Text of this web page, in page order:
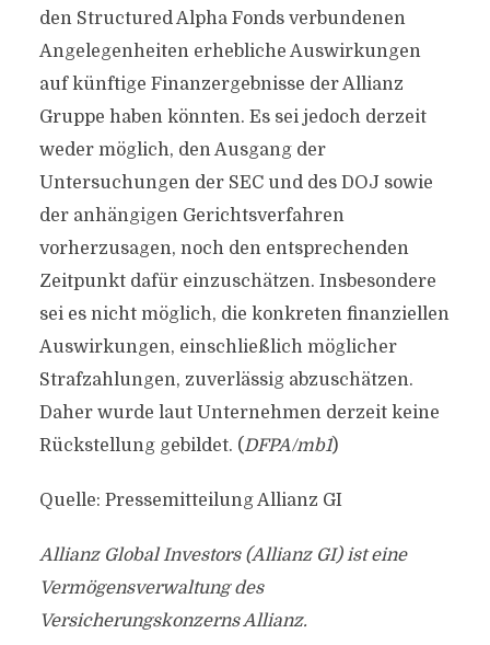
den Structured Alpha Fonds verbundenen
Angelegenheiten erhebliche Auswirkungen
auf künftige Finanzergebnisse der Allianz
Gruppe haben könnten. Es sei jedoch derzeit
weder möglich, den Ausgang der
Untersuchungen der SEC und des DOJ sowie
der anhängigen Gerichtsverfahren
vorherzusagen, noch den entsprechenden
Zeitpunkt dafür einzuschätzen. Insbesondere
sei es nicht möglich, die konkreten finanziellen
Auswirkungen, einschließlich möglicher
Strafzahlungen, zuverlässig abzuschätzen.
Daher wurde laut Unternehmen derzeit keine
Rückstellung gebildet. (DFPA/mb1)
Quelle: Pressemitteilung Allianz GI
Allianz Global Investors (Allianz GI) ist eine
Vermögensverwaltung des
Versicherungskonzerns Allianz.